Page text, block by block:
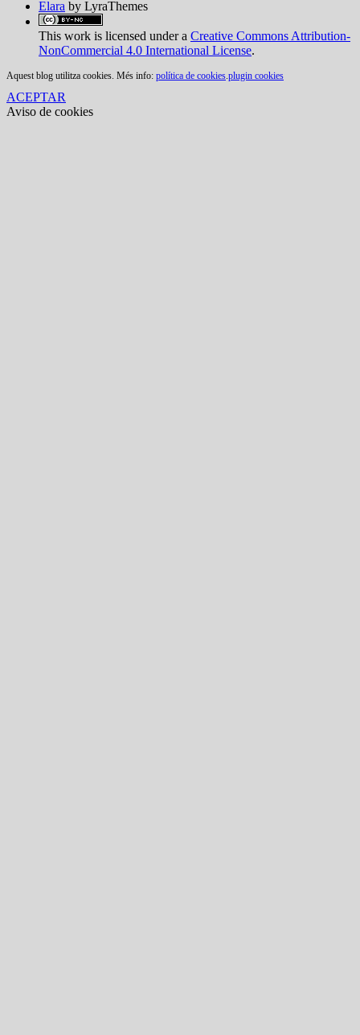
Elara by LyraThemes
This work is licensed under a Creative Commons Attribution-
NonCommercial 4.0 International License.
Aquest blog utilitza cookies. Més info: política de cookies.plugin cookies
ACEPTAR
Aviso de cookies